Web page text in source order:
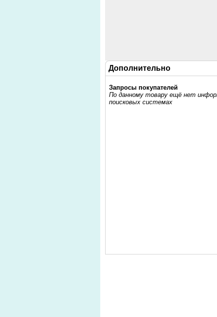
Дополнительно
Запросы покупателей
По данному товару ещё нет
поисковых системах